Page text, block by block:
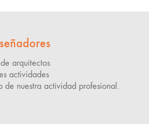
arquitectos
actividades
de nuestra actividad profesional.